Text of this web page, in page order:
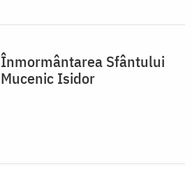
Înmormântarea Sfântului
Mucenic Isidor